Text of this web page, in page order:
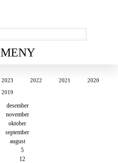
MENY
2023 2022 2021
2020
2019
desember
november
oktober
september
august
5
12